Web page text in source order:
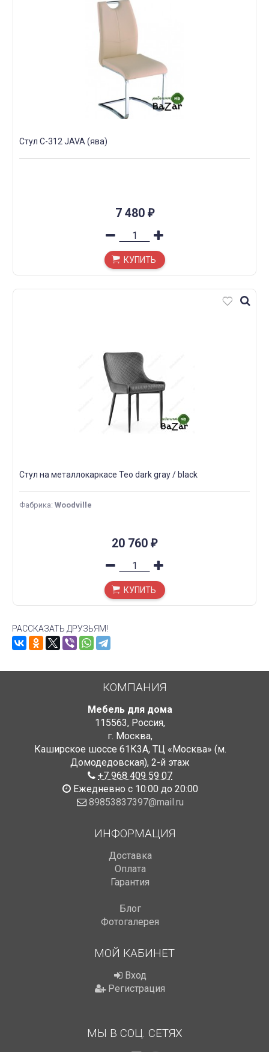
Стул С-312 JAVA (ява)
7 480 ₽
КУПИТЬ
Стул на металлокаркасе Teo dark gray / black
Фабрика: Woodville
20 760 ₽
КУПИТЬ
РАССКАЗАТЬ ДРУЗЬЯМ!
КОМПАНИЯ
Мебель для дома
115563, Россия,
г. Москва,
Каширское шоссе 61К3А, ТЦ «Москва» (м.
Домодедовская), 2-й этаж
+7 968 409 59 07
Ежедневно с 10:00 до 20:00
89853837397@mail.ru
ИНФОРМАЦИЯ
Доставка
Оплата
Гарантия
Блог
Фотогалерея
МОЙ КАБИНЕТ
Вход
Регистрация
МЫ В СОЦ. СЕТЯХ